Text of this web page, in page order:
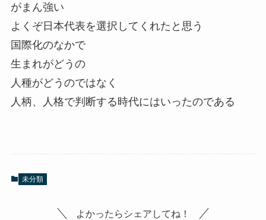
がまん強い
よくぞ日本代表を選択してくれたと思う
国際化のなかで
生まれがどうの
人種がどうのではなく
人柄、人格で判断する時代にはいったのである
未分類
よかったらシェアしてね！